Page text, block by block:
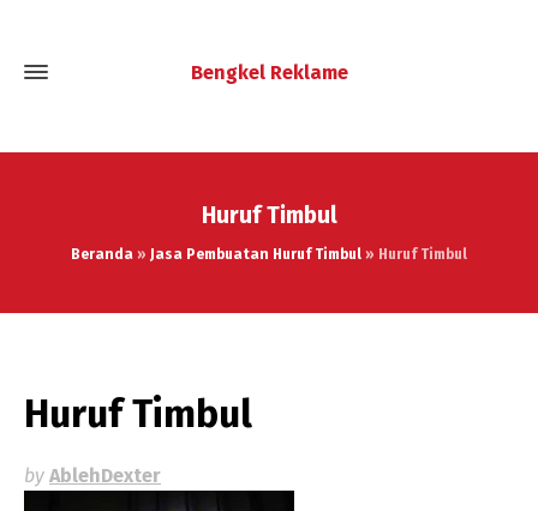
Bengkel Reklame
Huruf Timbul
Beranda » Jasa Pembuatan Huruf Timbul » Huruf Timbul
Huruf Timbul
by AblehDexter